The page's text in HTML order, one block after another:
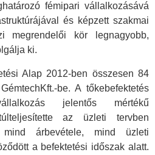
fémipari vállalkozásává
és képzett szakmai
megrendelői kör legnagyobb,
ki.
Alap 2012-ben összesen 84
be. A tőkebefektetés
jelentős mértékű
az üzleti tervben
mind árbevétele, mind üzleti
a befektetési időszak alatt.